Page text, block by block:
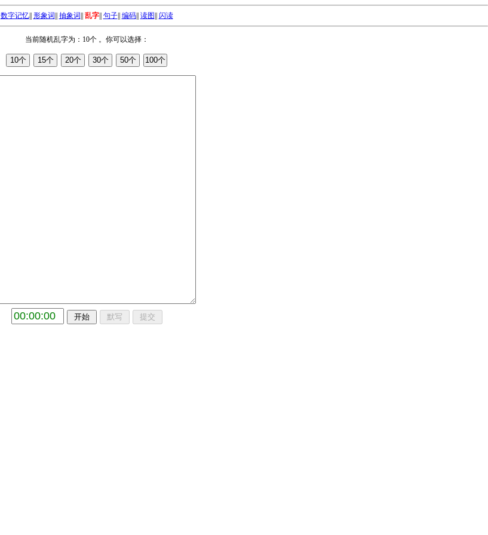
数字记忆|| 形象词 抽象词 乱字|| 句子|| 编码|| 读图 闪读
当前随机乱字为：10个 。你可以选择：